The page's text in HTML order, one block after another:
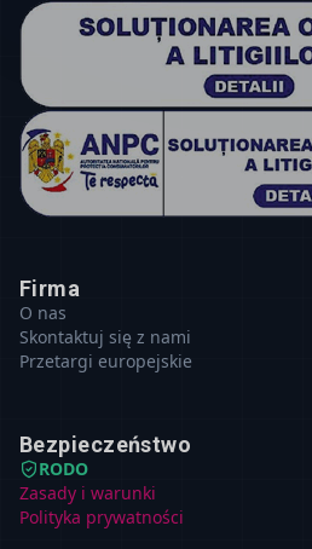
Firma
O nas
Skontaktuj się z nami
Przetargi europejskie
Bezpieczeństwo
RODO
Zasady i warunki
Polityka prywatności